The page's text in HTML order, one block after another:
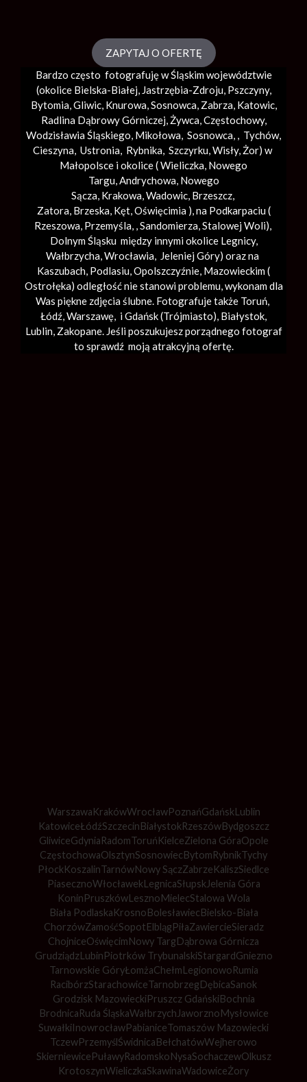
ZAPYTAJ O OFERTĘ
Bardzo często fotografuję w Śląskim województwie
(okolice Bielska-Białej, Jastrzębia-Zdroju, Pszczyny,
Bytomia, Gliwic, Knurowa, Sosnowca, Zabrza, Katowic,
Radlina Dąbrowy Górniczej, Żywca, Częstochowy,
Wodzisławia Śląskiego, Mikołowa, Sosnowca, , Tychów,
Cieszyna, Ustronia, Rybnika, Szczyrku, Wisły, Żor) w
Małopolsce i okolice (Wieliczka, Nowego
Targu,Andrychowa, Nowego
Sącza, Krakowa,Wadowic, Brzeszcz,
Zatora, Brzeska, Kęt,Oświęcimia), na Podkarpaciu (
Rzeszowa, Przemyśla, ,Sandomierza,Stalowej Woli),
Dolnym Śląsku między innymi okolice Legnicy,
Wałbrzycha,Wrocławia, Jeleniej Góry) oraz na
Kaszubach, Podlasiu, Opolszczyźnie, Mazowieckim (
Ostrołęka) odległość nie stanowi problemu, wykonam dla
Was piękne zdjęcia ślubne. Fotografuje także Toruń,
Łódź,Warszawę, i Gdańsk (Trójmiasto), Białystok,
Lublin, Zakopane. Jeśli poszukujesz porządnego fotograf
to sprawdź moją atrakcyjną ofertę.
WarszawaKrakówWrocławPoznańGdańskLublin
KatowiceŁódźSzczecinBiałystokRzeszówBydgoszcz
GliwiceGdyniaRadomToruńKielceZielona GóraOpole
CzęstochowaOlsztynSosnowiecBytomRybnikTychy
PłockKoszalinTarnówNowy SączZabrzeKaliszSiedlce
PiasecznoWłocławekLegnicaSłupsk Jelenia Góra
KoninPruszkówLesznoMielecStalowa Wola
Biała PodlaskaKrosnoBolesławiecBielsko-Biała
ChorzówZamośćSopotElblągPiłaZawiercieSieradz
ChojniceOświęcimNowy TargDąbrowa Górnicza
GrudziądzLubinPiotrków TrybunalskiStargardGniezno
Tarnowskie GóryŁomżaChełmLegionowoRumia
RacibórzStarachowiceTarnobrzegDębicaSanok
Grodzisk MazowieckiPruszcz GdańskiBochnia
BrodnicaRuda ŚląskaWałbrzych JaworznoMysłowice
SuwałkiInowrocławPabianiceTomaszów Mazowiecki
TczewPrzemyślŚwidnicaBełchatówWejherowo
SkierniewicePuławyRadomskoNysaSochaczewOlkusz
KrotoszynWieliczkaSkawinaWadowiceŻory